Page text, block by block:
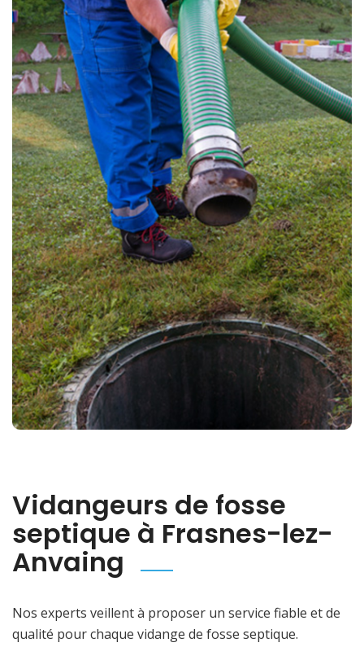
Vidangeurs de fosse
septique à Frasnes-lez-
Anvaing
Nos experts veillent à proposer un service fiable et de
qualité pour chaque vidange de fosse septique.